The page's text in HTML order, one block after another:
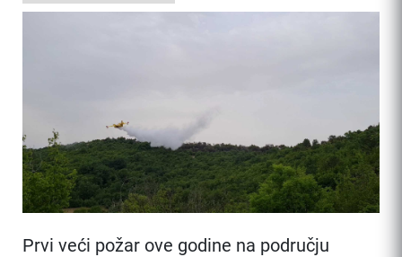
Prvi veći požar ove godine na području